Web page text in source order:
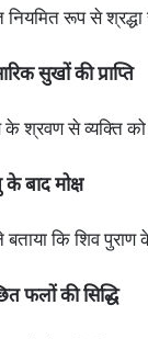
नियमित रूप से
सुखों की प्राप्ति
के श्रवण से व्यक्ति को
बाद मोक्ष
कि शिव पुराण
फलों की सिद्धि